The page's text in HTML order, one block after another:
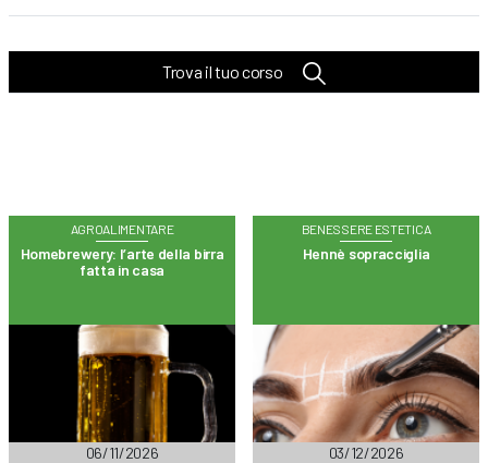
Trova il tuo corso
AGROALIMENTARE
Homebrewery: l’arte della birra
fatta in casa
06/11/2026
BENESSERE ESTETICA
Hennè sopracciglia
03/12/2026